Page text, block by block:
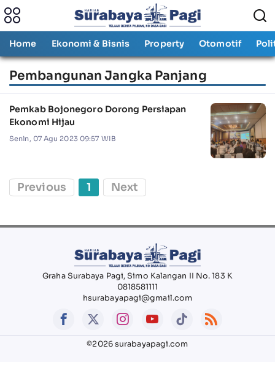
Home Ekonomi & Bisnis Property Otomotif
Pembangunan Jangka Panjang
Pemkab Bojonegoro Dorong Persiapan
Ekonomi Hijau
Senin, 07 Agu 2023 09:57 WIB
Previous 1 Next
Graha Surabaya Pagi, Simo Kalangan II No. 183 K
0818581111
hsurabayapagi@gmail.com
©2026 surabayapagi.com